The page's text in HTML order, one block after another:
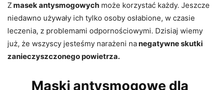
Zmasek antysmogowych może korzystać każdy. Jeszcze
niedawno używały ich tylko osoby osłabione, w czasie
leczenia, z problemami odpornościowymi. Dzisiaj wiemy
już, że wszyscy jesteśmy narażeni nanegatywne skutki
zanieczyszczonego powietrza.
Maski antysmogowe dla